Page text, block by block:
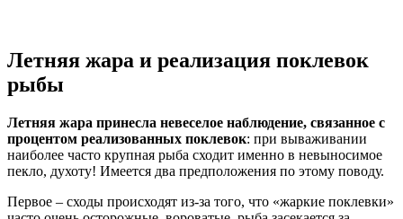
Летняя жара и реализация поклевок
рыбы
Летняя жара принесла невеселое наблюдение, связанное с
процентом реализованных поклевок: при вываживании
наиболее часто крупная рыба сходит именно в невыносимое
пекло, духоту! Имеется два предположения по этому поводу.
Первое – сходы происходят из-за того, что «жаркие поклевки»